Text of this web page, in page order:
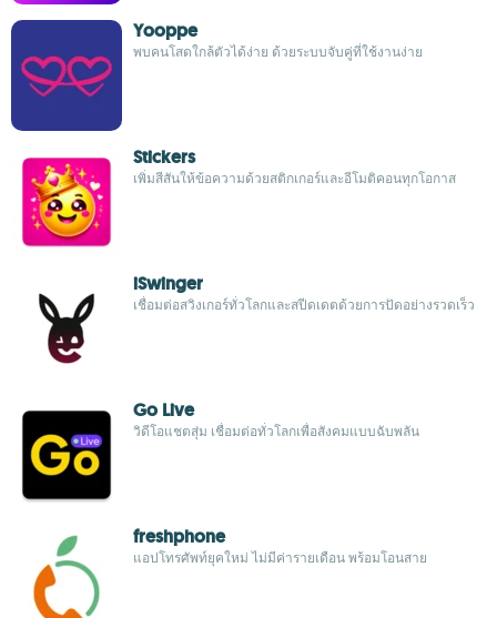
Yooppe
พบคนโสดใกล้ตัวได้ง่าย ด้วยระบบจับคู่ที่ใช้งานง่าย
Stickers
เพิ่มสีสันให้ข้อความด้วยสติกเกอร์และอีโมติคอนทุกโอกาส
iSwinger
เชื่อมต่อสวิงเกอร์ทั่วโลกและสปีดเดตด้วยการปัดอย่างรวดเร็ว
Go Live
วิดีโอแชตสุ่ม เชื่อมต่อทั่วโลกเพื่อสังคมแบบฉับพลัน
freshphone
แอปโทรศัพท์ยุคใหม่ ไม่มีค่ารายเดือน พร้อมโอนสาย